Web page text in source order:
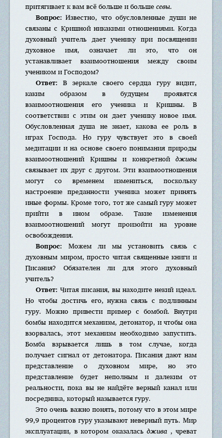
притягивает к вам всё больше и большесевы.
Вопрос: Известно, что обусловленные души не
связаны с Кришной никакими отношениями. Когда
духовный учитель дает ученику при посвящении
духовное имя, означает ли это, что он
устанавливает взаимоотношения между своим
учеником и Господом?
Ответ: В зеркале своего сердца гуру видит,
каким образом в будущем проявятся
взаимоотношения его ученика и Кришны. В
соответствии с этим он дает ученику новое имя.
Обусловленная душа не знает, какова ее роль в
играх Господа. Но гуру чувствует это в своей
медитации и на основе своего понимания природы
взаимоотношений Кришны и конкретной дживы
связывает их друг с другом. Эти взаимоотношения
могут со временем измениться, поскольку
настроение преданности ученика может принять
иные формы. Кроме того, тот же самый гуру может
прийти в ином образе. Такие изменения
взаимоотношений могут произойти на уровне
освобождения.
Вопрос: Можем ли мы установить связь с
духовным миром, просто читая священные книги и
Писания? Обязателен ли для этого духовный
учитель?
Ответ: Читая писания, вы находите некий идеал.
Но чтобы достичь его, нужна связь с подлинным
гуру. Можно привести пример с бомбой. Внутри
бомбы находится механизм, детонатор, и чтобы она
взорвалась, этот механизм необходимо запустить.
Бомба взрывается лишь в том случае, когда
получает сигнал от детонатора. Писания дают нам
представление о духовном мире, но это
представление будет неполным и далеким от
реальности, пока вы не найдёте верный канал или
посредника, который называется гуру.
Это очень важно понять, потому что в этом мире
99,9 процентов гуру указывают неверный путь. Мир
эксплуатации, в котором оказалась джива, чреват